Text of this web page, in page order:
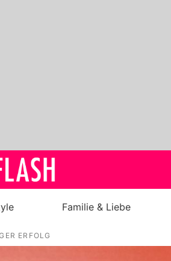
Familie & Liebe
ERFOLG